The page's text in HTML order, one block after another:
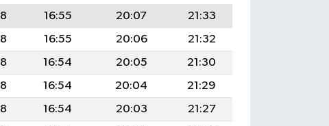
16:55 20:07
21:33
16:55 20:06
21:32
16:54 20:05
21:30
16:54 20:04
21:29
16:54 20:03
21:27